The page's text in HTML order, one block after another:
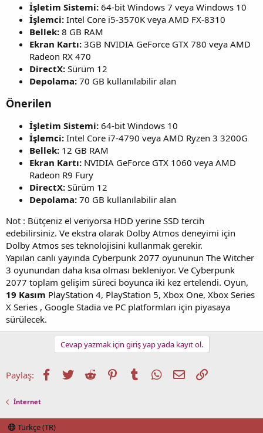
İşletim Sistemi: 64-bit Windows 7 veya Windows 10
İşlemci: Intel Core i5-3570K veya AMD FX-8310
Bellek: 8 GB RAM
Ekran Kartı: 3GB NVIDIA GeForce GTX 780 veya AMD
Radeon RX 470
DirectX: Sürüm 12
Depolama: 70 GB kullanılabilir alan
Önerilen
İşletim Sistemi: 64-bit Windows 10
İşlemci: Intel Core i7-4790 veya AMD Ryzen 3 3200G
Bellek: 12 GB RAM
Ekran Kartı: NVIDIA GeForce GTX 1060 veya AMD
Radeon R9 Fury
DirectX: Sürüm 12
Depolama: 70 GB kullanılabilir alan
Not : Bütçeniz el veriyorsa HDD yerine SSD tercih
edebilirsiniz. Ve ekstra olarak Dolby Atmos deneyimi için
Dolby Atmos ses teknolojisini kullanmak gerekir.
Yapılan canlı yayında Cyberpunk 2077 oyununun The Witcher
3 oyunundan daha kısa olması bekleniyor. Ve Cyberpunk
2077 toplam gelişim süreci boyunca iki kez ertelendi. Oyun,
19 Kasım PlayStation 4, PlayStation 5, Xbox One, Xbox Series
X Series , Google Stadia ve PC platformları için piyasaya
sürülecek.
Cevap yazmak için giriş yap yada kayıt ol.
Paylaş: Facebook
TwitterReddit PinterestTumblrWhatsApp
E-postaLink
İnternet
Türkçe (TR)